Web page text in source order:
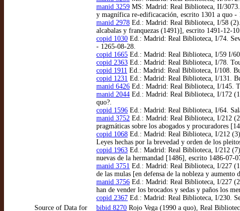
manid 3259 MS: Madrid: Real Biblioteca, II/3073.
y magnífica re-edificacación, escrito 1301 a quo -
manid 2978 Ed.: Madrid: Real Biblioteca, I/58
alcabalas y franquezas (1491)], escrito 1491-12-
copid 1030 Ed.: Madrid: Real Biblioteca, I/74.
- 1265-08-28.
copid 1665 Ed.: Madrid: Real Biblioteca, I/59 I/
copid 2363 Ed.: Madrid: Real Biblioteca, I/78.
copid 1911 Ed.: Madrid: Real Biblioteca, I/108.
copid 1231 Ed.: Madrid: Real Biblioteca, I/131.
manid 6426 Ed.: Madrid: Real Biblioteca, I/145.
manid 2044 Ed.: Madrid: Real Biblioteca, I/172
quo?.
copid 1596 Ed.: Madrid: Real Biblioteca, I/64.
manid 3752 Ed.: Madrid: Real Biblioteca, I/212
pragmáticas sobre los abogados y procuradores
copid 1068 Ed.: Madrid: Real Biblioteca, I/212
Leyes hechas por la brevedad y orden de los
copid 1963 Ed.: Madrid: Real Biblioteca, I/212
nuevas de la hermandad [1486], escrito 1486-07-
manid 3751 Ed.: Madrid: Real Biblioteca, I/227
de las mulas [en defensa de la nobleza y
manid 3756 Ed.: Madrid: Real Biblioteca, I/227
han de vender los brocados y sedas y paños los
copid 2367 Ed.: Madrid: Real Biblioteca, I/230.
Source of Data for
bibid 8270 Rojo Vega (1990 a quo), Real